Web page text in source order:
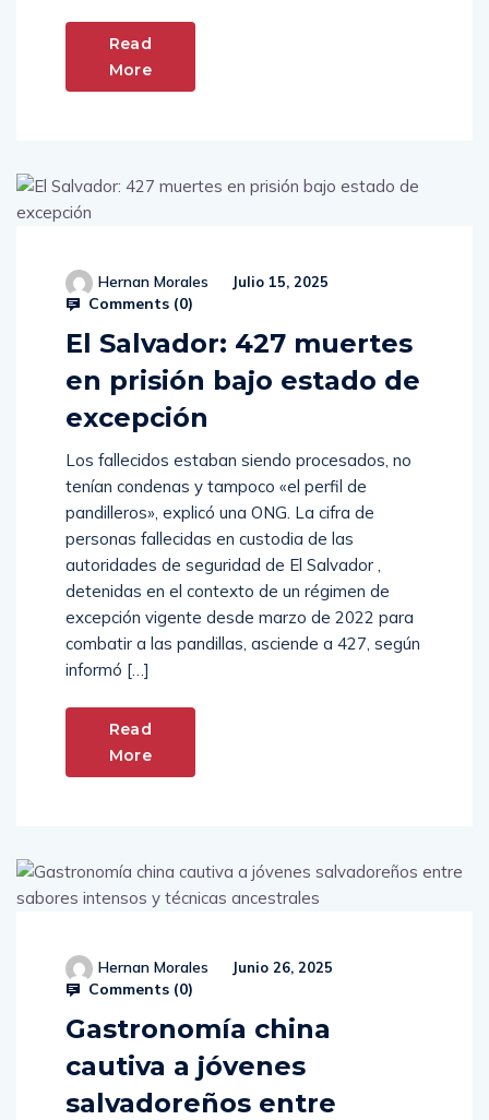
Read
More
Hernan Morales Julio 15, 2025
Comments (0)
El Salvador: 427 muertes
en prisión bajo estado de
excepción
Los fallecidos estaban siendo procesados, no
tenían condenas y tampoco «el perfil de
pandilleros», explicó una ONG. La cifra de
personas fallecidas en custodia de las
autoridades de seguridad de El Salvador ,
detenidas en el contexto de un régimen de
excepción vigente desde marzo de 2022 para
combatir a las pandillas, asciende a 427, según
informó […]
Read
More
Hernan Morales Junio 26, 2025
Comments (0)
Gastronomía china
cautiva a jóvenes
salvadoreños entre